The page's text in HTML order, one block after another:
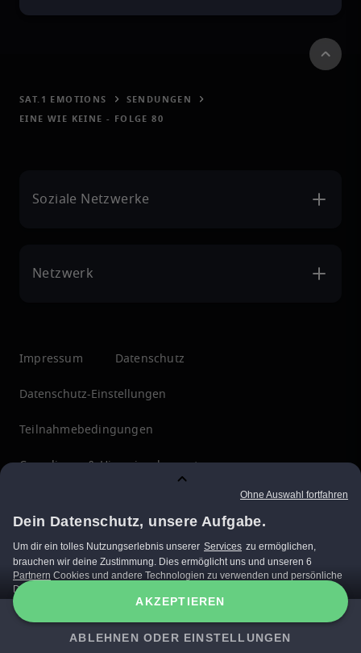
SAT.1 EMOTIONS
SENDUNGEN
EINE WIE KEINE - FOLGE 80
Soziale Netzwerke
Netzwerk
Impressum Datenschutz
Datenschutz-Einstellungen
Teilnahmebedingungen
Compliance & Hinweisgebersystem
ÜBERZEUGT?